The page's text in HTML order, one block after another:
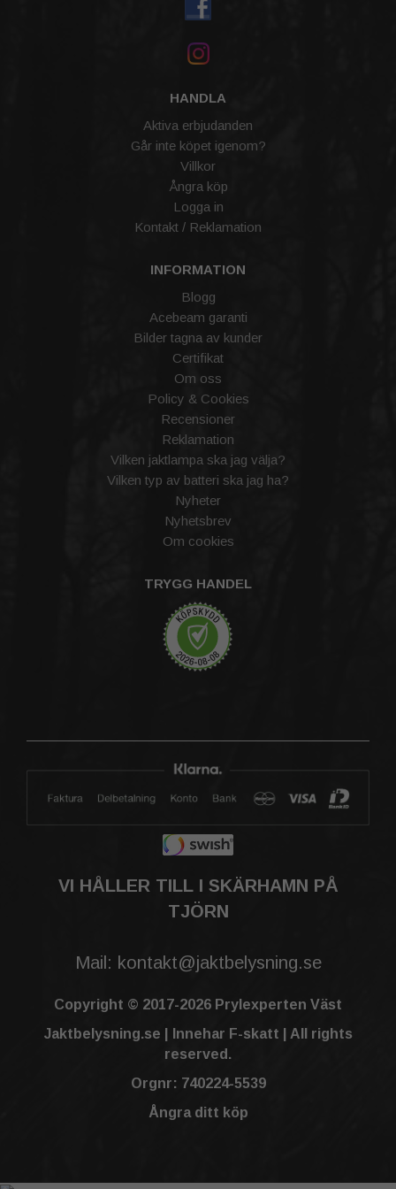
HANDLA
Aktiva erbjudanden
Går inte köpet igenom?
Villkor
Ångra köp
Logga in
Kontakt / Reklamation
INFORMATION
Blogg
Acebeam garanti
Bilder tagna av kunder
Certifikat
Om oss
Policy & Cookies
Recensioner
Reklamation
Vilken jaktlampa ska jag välja?
Vilken typ av batteri ska jag ha?
Nyheter
Nyhetsbrev
Om cookies
TRYGG HANDEL
VI HÅLLER TILL I SKÄRHAMN PÅ
TJÖRN
Mail: kontakt@jaktbelysning.se
Copyright © 2017-2026 Prylexperten Väst
Jaktbelysning.se | Innehar F-skatt | All rights
reserved.
Orgnr: 740224-5539
Ångra ditt köp